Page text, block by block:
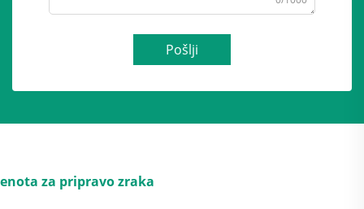
Pošlji
enota za pripravo zraka